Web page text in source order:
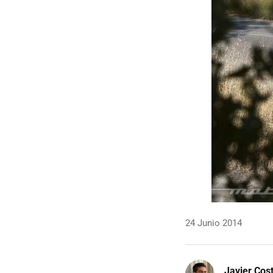
24 Junio 2014
Javier